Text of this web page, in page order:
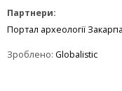
Партнери:
Портал археології
Зроблено: Globalistic